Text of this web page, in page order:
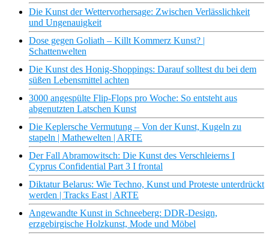
Die Kunst der Wettervorhersage: Zwischen Verlässlichkeit
und Ungenauigkeit
Dose gegen Goliath – Killt Kommerz Kunst? |
Schattenwelten
Die Kunst des Honig-Shoppings: Darauf solltest du bei dem
süßen Lebensmittel achten
3000 angespülte Flip-Flops pro Woche: So entsteht aus
abgenutzten Latschen Kunst
Die Keplersche Vermutung – Von der Kunst, Kugeln zu
stapeln | Mathewelten | ARTE
Der Fall Abramowitsch: Die Kunst des Verschleierns I
Cyprus Confidential Part 3 I frontal
Diktatur Belarus: Wie Techno, Kunst und Proteste unterdrückt
werden | Tracks East | ARTE
Angewandte Kunst in Schneeberg: DDR-Design,
erzgebirgische Holzkunst, Mode und Möbel